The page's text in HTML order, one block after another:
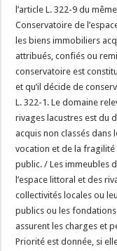
l’article L. 322-9 du
Conservatoire de
les biens immobiliers
attribués, confiés ou
conservatoire est
et qu’il décide de
L. 322-1. Le domaine
rivages lacustres est du
acquis non classés dans
vocation et de la fragilité
public. / Les immeubles
l’espace littoral et des
collectivités locales ou
publics ou les
assurent les charges et
Priorité est donnée, si